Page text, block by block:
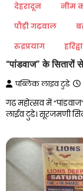
देहरादून
नीम
पौड़ी गढ़वाल
रुद्रप्रयाग
“पांडवाज” के सितारों
पब्लिक लाइव टुडे
गढ़ महोत्सव में
लाईव टुडे। सूरजमणी